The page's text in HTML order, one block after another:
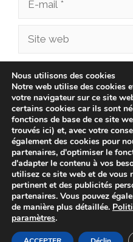
Site
Enregistrer mon
dans le navigateur
commentaire.
© 2026
Nous utilisons des cookies
Notre web utilise des cookies
votre navigateur sur ce site
certains cookies car ils sont
fonctions de base de ce site
trouvés ici) et, avec votre
également des cookies pour
partenaires, d'optimiser le
d'adapter le contenu à vos
utilisez ce site web et de vous
pertinent et des publicités
partenaires. Vous pouvez
de manière plus détaillée.
paramètres.